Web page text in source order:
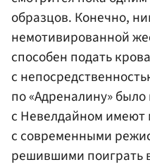
образцов. Конечно,
немотивированной
способен подать
с
по «Адреналину»
с Невелдайном имеют
с современными
решившими поиграть